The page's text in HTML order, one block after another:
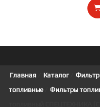
Главная Каталог/
топливные/ Фильтры